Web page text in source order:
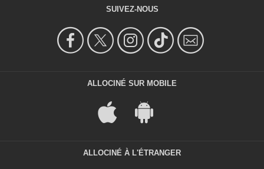
SUIVEZ-NOUS
ALLOCINÉ SUR MOBILE
ALLOCINÉ À L'ÉTRANGER